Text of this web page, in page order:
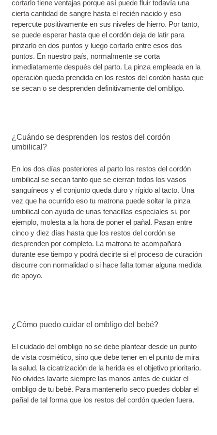
cortarlo tiene ventajas porque así puede fluir todavía una
cierta cantidad de sangre hasta el recién nacido y eso
repercute positivamente en sus niveles de hierro. Por tanto,
se puede esperar hasta que el cordón deja de latir para
pinzarlo en dos puntos y luego cortarlo entre esos dos
puntos. En nuestro país, normalmente se corta
inmediatamente después del parto. La pinza empleada en la
operación queda prendida en los restos del cordón hasta que
se secan o se desprenden definitivamente del ombligo.
¿Cuándo se desprenden los restos del cordón
umbilical?
En los dos días posteriores al parto los restos del cordón
umbilical se secan tanto que se cierran todos los vasos
sanguíneos y el conjunto queda duro y rígido al tacto. Una
vez que ha ocurrido eso tu matrona puede soltar la pinza
umbilical con ayuda de unas tenacillas especiales si, por
ejemplo, molesta a la hora de poner el pañal. Pasan entre
cinco y diez días hasta que los restos del cordón se
desprenden por completo. La matrona te acompañará
durante ese tiempo y podrá decirte si el proceso de curación
discurre con normalidad o si hace falta tomar alguna medida
de apoyo.
¿Cómo puedo cuidar el ombligo del bebé?
El cuidado del ombligo no se debe plantear desde un punto
de vista cosmético, sino que debe tener en el punto de mira
la salud, la cicatrización de la herida es el objetivo prioritario.
No olvides lavarte siempre las manos antes de cuidar el
ombligo de tu bebé. Para mantenerlo seco puedes doblar el
pañal de tal forma que los restos del cordón queden fuera.